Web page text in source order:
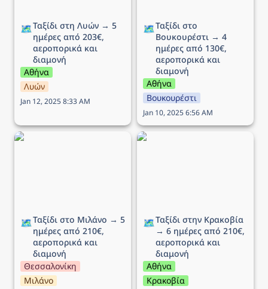
🗺️Ταξίδι στη Λυών → 5
ημέρες από 203€,
αεροπορικά και
διαμονή
Αθήνα
Λυών
Jan 12, 2025 8:33 AM
🗺️Ταξίδι στο
Βουκουρέστι → 4
ημέρες από 130€,
αεροπορικά και
διαμονή
Αθήνα
Βουκουρέστι
Jan 10, 2025 6:56 AM
Ταξίδι στο Μιλάνο → 5
🗺️Ταξίδι στο Μιλάνο → 5
ημέρες από 210€,
αεροπορικά και
διαμονή
Θεσσαλονίκη
Μιλάνο
Ταξίδι στην Κρακοβία →
🗺️Ταξίδι στην Κρακοβία
→ 6 ημέρες από 210€,
αεροπορικά και
διαμονή
Αθήνα
Κρακοβία